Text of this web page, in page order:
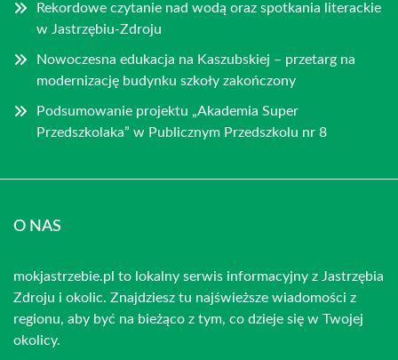
Rekordowe czytanie nad wodą oraz spotkania literackie
w Jastrzębiu-Zdroju
Nowoczesna edukacja na Kaszubskiej – przetarg na
modernizację budynku szkoły zakończony
Podsumowanie projektu „Akademia Super
Przedszkolaka” w Publicznym Przedszkolu nr 8
O NAS
mokjastrzebie.pl to lokalny serwis informacyjny z Jastrzębia
Zdroju i okolic. Znajdziesz tu najświeższe wiadomości z
regionu, aby być na bieżąco z tym, co dzieje się w Twojej
okolicy.